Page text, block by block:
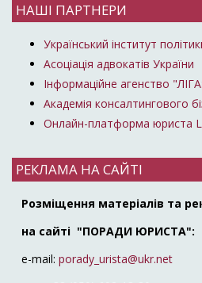
НАШІ ПАРТНЕРИ
Український інститут
Асоціація адвокатів України
Інформаційне агенство
Академія консалтингового
Онлайн-платформа юриста
РЕКЛАМА НА САЙТІ
Розміщення матеріалів та
на сайті "ПОРАДИ ЮРИСТА":
e-mail: porady_urista@ukr.net